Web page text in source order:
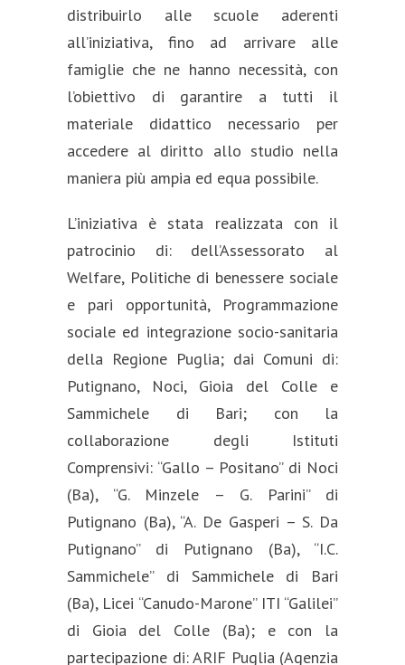
distribuirlo alle scuole aderenti
all’iniziativa, fino ad arrivare alle
famiglie che ne hanno necessità, con
l’obiettivo di garantire a tutti il
materiale didattico necessario per
accedere al diritto allo studio nella
maniera più ampia ed equa possibile.
L’iniziativa è stata realizzata con il
patrocinio di: dell’Assessorato al
Welfare, Politiche di benessere sociale
e pari opportunità, Programmazione
sociale ed integrazione socio-sanitaria
della Regione Puglia; dai Comuni di:
Putignano, Noci, Gioia del Colle e
Sammichele di Bari; con la
collaborazione degli Istituti
Comprensivi: “Gallo – Positano” di Noci
(Ba), “G. Minzele – G. Parini” di
Putignano (Ba), “A. De Gasperi – S. Da
Putignano” di Putignano (Ba), “I.C.
Sammichele” di Sammichele di Bari
(Ba), Licei “Canudo-Marone” ITI “Galilei”
di Gioia del Colle (Ba); e con la
partecipazione di: ARIF Puglia (Agenzia